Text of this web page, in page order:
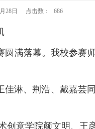
28日 点击数： 686
圆满落幕。我校参赛
佳淋、荆浩、戴嘉芸
创意学院颜文明、王